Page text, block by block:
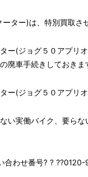
ター)は、特別買取さ
ー(ジョグ５０アプリ
廃車手続きしておきま
ー(ジョグ５０アプリ
い実働バイク、要ら
合わせ番号? ?